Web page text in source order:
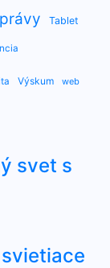
Tablet
Výskum web
svet s